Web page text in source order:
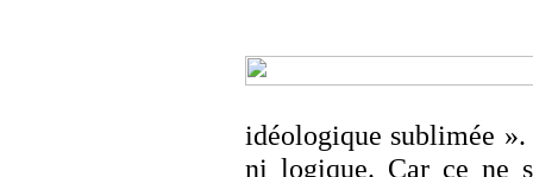
idéologique sublimée
ni logique. Car ce ne